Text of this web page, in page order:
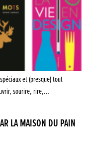
et (presque) tout
sourire, rire,…
LA MAISON DU PAIN